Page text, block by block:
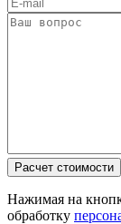
Нажимая на
обработку